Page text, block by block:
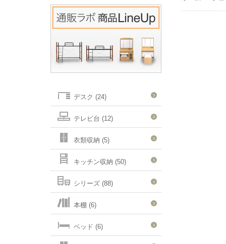
デスク (24)
テレビ台 (12)
衣類収納 (5)
キッチン収納 (50)
シリーズ (88)
本棚 (6)
ベッド (6)